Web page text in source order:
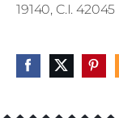
19140, C.I. 42045